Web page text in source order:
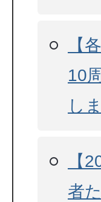
【
10
し
【
者